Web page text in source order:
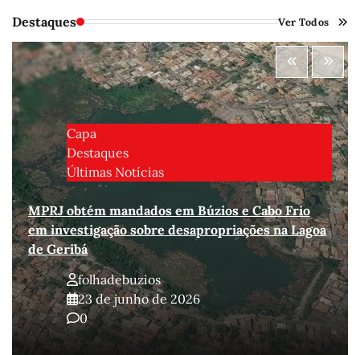
Destaques Ver Todos
Capa
Destaques
Últimas Notícias
MPRJ obtém mandados em Búzios e Cabo Frio
em investigação sobre desapropriações na Lagoa
de Geribá
folhadebuzios
23 de junho de 2026
0